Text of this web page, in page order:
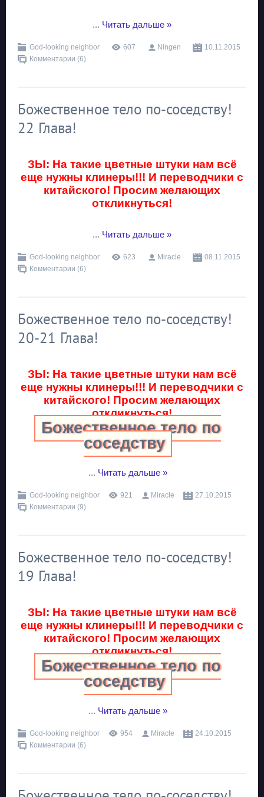
... Читать дальше »
God-looking neighbor 607 Ningen
10.11.2015
Комментарии (6)
Божественное тело по-соседству!
22 Глава!
ЗЫ: На такие цветные штуки нам всё
еще нужны клинеры!!! И переводчики с
китайского! Просим желающих
откликнуться!
... Читать дальше »
God-looking neighbor 623 Miracle
08.11.2015
Комментарии (6)
Божественное тело по-соседству!
20-21 Глава!
ЗЫ: На такие цветные штуки нам всё
еще нужны клинеры!!! И переводчики с
китайского! Просим желающих
откликнуться!
Божественное тело по
соседству
... Читать дальше »
God-looking neighbor 921 Miracle
27.10.2015
Комментарии (9)
Божественное тело по-соседству!
19 Глава!
ЗЫ: На такие цветные штуки нам всё
еще нужны клинеры!!! И переводчики с
китайского! Просим желающих
откликнуться!
Божественное тело по
соседству
... Читать дальше »
God-looking neighbor 954 Miracle
24.10.2015
Комментарии (6)